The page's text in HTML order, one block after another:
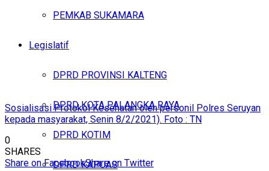
PEMKAB SUKAMARA
Legislatif
DPRD PROVINSI KALTENG
DPRD KOTA PALANGKA RAYA
DPRD KOTIM
DPRD KAPUAS
Sosialisasi Protokol Kesehatan oleh personil Polres Seruyan
kepada masyarakat, Senin 8/2/2021). Foto : TN
0
SHARES
Share on FacebookShare on Twitter